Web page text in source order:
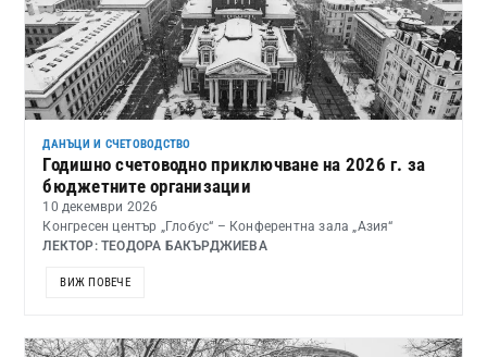
ДАНЪЦИ И СЧЕТОВОДСТВО
Годишно счетоводно приключване на 2026 г. за
бюджетните организации
10 декември 2026
Конгресен център „Глобус“ – Конферентна зала „Азия“
ЛЕКТОР: ТЕОДОРА БАКЪРДЖИЕВА
ВИЖ ПОВЕЧЕ